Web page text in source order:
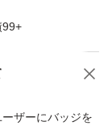
、鳳凰美田、
99+
ザーにバッジを
への質問